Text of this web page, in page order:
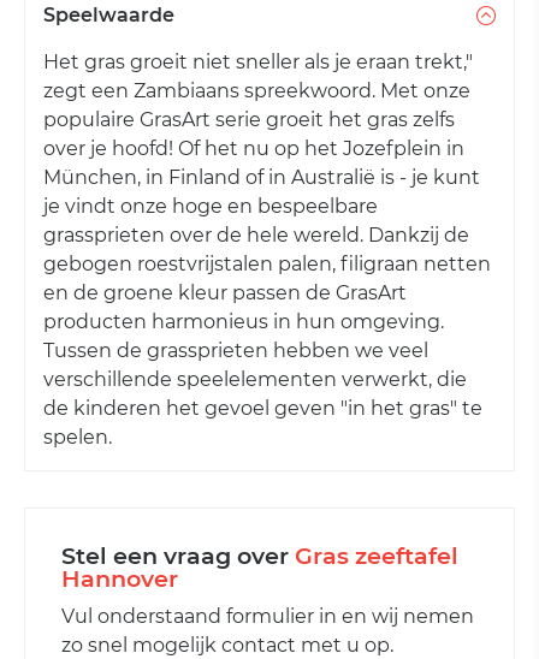
Speelwaarde
Het gras groeit niet sneller als je eraan trekt,"
zegt een Zambiaans spreekwoord. Met onze
populaire GrasArt serie groeit het gras zelfs
over je hoofd! Of het nu op het Jozefplein in
München, in Finland of in Australië is - je kunt
je vindt onze hoge en bespeelbare
grassprieten over de hele wereld. Dankzij de
gebogen roestvrijstalen palen, filigraan netten
en de groene kleur passen de GrasArt
producten harmonieus in hun omgeving.
Tussen de grassprieten hebben we veel
verschillende speelelementen verwerkt, die
de kinderen het gevoel geven "in het gras" te
spelen.
Stel een vraag over Gras zeeftafel
Hannover
Vul onderstaand formulier in en wij nemen
zo snel mogelijk contact met u op.